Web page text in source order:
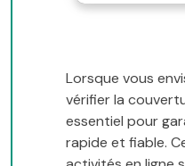
Lorsque vous
vérifier la
essentiel pour
rapide et fiable.